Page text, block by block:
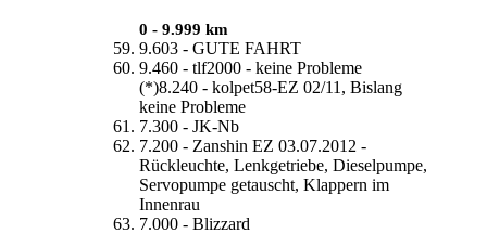
0 - 9.999 km
9.603 - GUTE FAHRT
9.460 - tlf2000 - keine Probleme
(*)8.240 - kolpet58-EZ 02/11, Bislang
keine Probleme
7.300 - JK-Nb
7.200 - Zanshin EZ 03.07.2012 -
Rückleuchte, Lenkgetriebe, Dieselpumpe,
Servopumpe getauscht, Klappern im
Innenrau
7.000 - Blizzard